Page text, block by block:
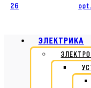
26
ЭЛЕКТРИКА